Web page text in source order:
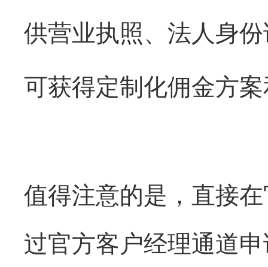
供营业执照、法人身
可获得定制化佣金方
值得注意的是，直接
过官方客户经理通道